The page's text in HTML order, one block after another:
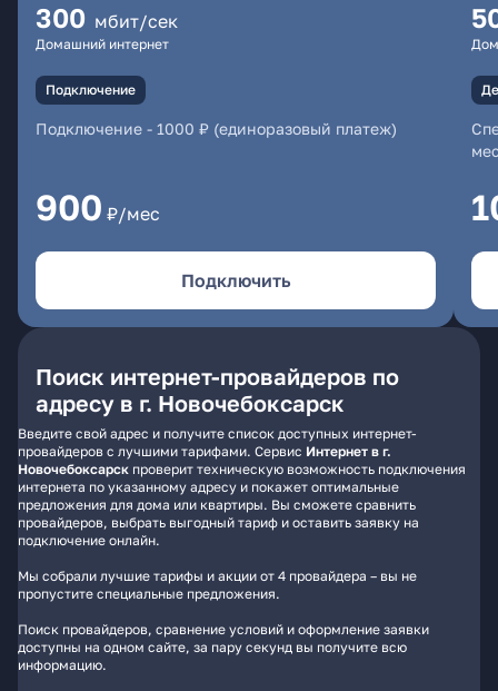
300 мбит/сек
Домашний интернет
Подключение
Подключение - 1000 ₽ (единоразовый платеж)
900 ₽/мес
Подключить
Поиск интернет-провайдеров по
адресу в г. Новочебоксарск
Введите свой адрес и получите список доступных интернет-
провайдеров с лучшими тарифами. Сервис Интернет в г.
Новочебоксарск проверит техническую возможность подключения
интернета по указанному адресу и покажет оптимальные
предложения для дома или квартиры. Вы сможете сравнить
провайдеров, выбрать выгодный тариф и оставить заявку на
подключение онлайн.
Мы собрали лучшие тарифы и акции от 4 провайдера – вы не
пропустите специальные предложения.
Поиск провайдеров, сравнение условий и оформление заявки
доступны на одном сайте, за пару секунд вы получите всю
информацию.